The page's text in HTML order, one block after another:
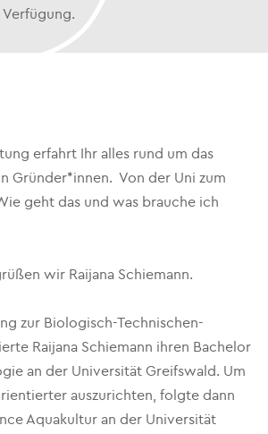
Verfügung.
erfahrt Ihr alles rund um das
Gründer*innen. Von der Uni zum
geht das und was brauche ich
wir Raijana Schiemann.
zur Biologisch-Technischen-
Raijana Schiemann ihren Bachelor
an der Universität Greifswald. Um
auszurichten, folgte dann
Aquakultur an der Universität